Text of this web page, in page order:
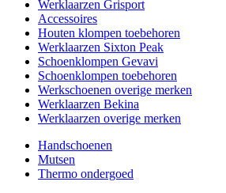
Werklaarzen Grisport
Accessoires
Houten klompen toebehoren
Werklaarzen Sixton Peak
Schoenklompen Gevavi
Schoenklompen toebehoren
Werkschoenen overige merken
Werklaarzen Bekina
Werklaarzen overige merken
Handschoenen
Mutsen
Thermo ondergoed